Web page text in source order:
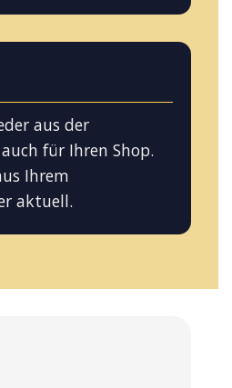
aus der
für Ihren Shop.
Ihrem
aktuell.